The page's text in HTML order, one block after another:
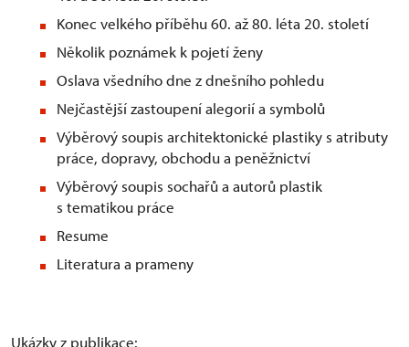
Konec velkého příběhu 60. až 80. léta 20. století
Několik poznámek k pojetí ženy
Oslava všedního dne z dnešního pohledu
Nejčastější zastoupení alegorií a symbolů
Výběrový soupis architektonické plastiky s atributy
práce, dopravy, obchodu a peněžnictví
Výběrový soupis sochařů a autorů plastik
s tematikou práce
Resume
Literatura a prameny
Ukázky z publikace: